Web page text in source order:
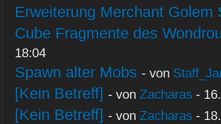
Erweiterung Merchant Golem
Cube Fragmente des
18:04
Spawn alter Mobs - von
[Kein Betreff] - von Zacharas -
[Kein Betreff] - von Zacharas -